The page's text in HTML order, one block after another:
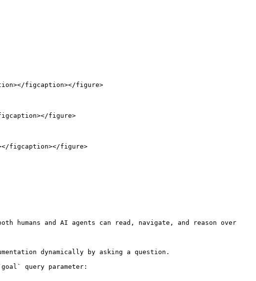
figcaption></figure>
figure>
figcaption></figure>
humans and AI agents can read, navigate, and reason over
dynamically by asking a question.
query parameter: